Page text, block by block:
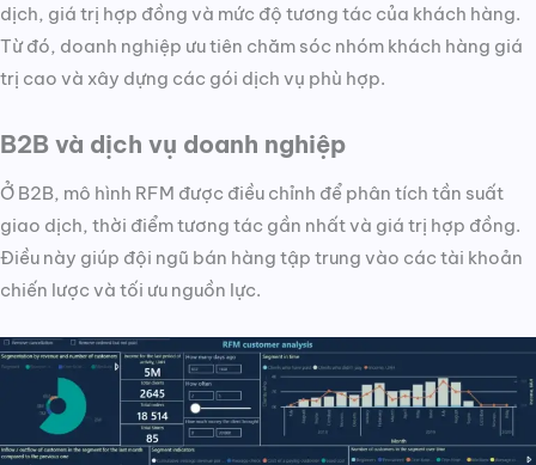
dịch, giá trị hợp đồng và mức độ tương tác của khách hàng.
Từ đó, doanh nghiệp ưu tiên chăm sóc nhóm khách hàng giá
trị cao và xây dựng các gói dịch vụ phù hợp.
B2B và dịch vụ doanh nghiệp
Ở B2B, mô hình RFM được điều chỉnh để phân tích tần suất
giao dịch, thời điểm tương tác gần nhất và giá trị hợp đồng.
Điều này giúp đội ngũ bán hàng tập trung vào các tài khoản
chiến lược và tối ưu nguồn lực.